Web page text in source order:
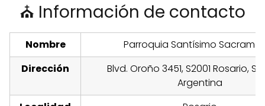
⛪ Información de contacto
Nombre
Parroquia Santísimo
Dirección
Blvd. Oroño 3451, S2001 Rosario,
Argentina